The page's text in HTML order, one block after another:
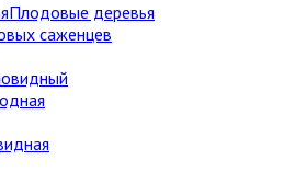
Плодовые деревья
саженцев